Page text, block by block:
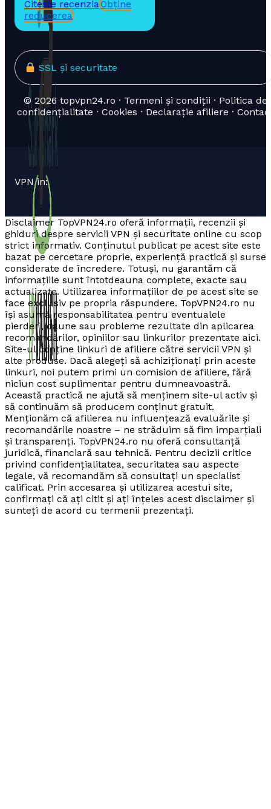
Citește recenziaObține
reducerea
SSL și securitate
© 2026 topvpn24.ro · Termeni și condiții · Politica de
confidențialitate · Cookies · Declarație afiliere ·
VPN in:
Disclaimer TopVPN24.ro oferă informații, recenzii și
ghiduri despre servicii VPN și securitate online cu scop
strict informativ. Conținutul publicat pe acest site este
bazat pe cercetare proprie, experiență practică și surse
considerate de încredere. Totuși, nu garantăm că
informațiile sunt întotdeauna complete, exacte sau
actualizate. Utilizarea informațiilor de pe acest site se
face exclusiv pe propria răspundere. TopVPN24.ro nu
își asumă responsabilitatea pentru eventualele
pierderi, daune sau probleme rezultate din aplicarea
recomandărilor, opiniilor sau linkurilor prezentate aici.
Site-ul conține linkuri de afiliere către servicii VPN și
alte produse. Dacă alegeți să achiziționați prin aceste
linkuri, noi putem primi un comision de afiliere, fără
niciun cost suplimentar pentru dumneavoastră.
Această practică ne ajută să menținem site-ul activ și
să continuăm să producem conținut gratuit.
Menționăm că afilierea nu influențează evaluările și
recomandările noastre – ne străduim să fim imparțiali
și transparenți. TopVPN24.ro nu oferă consultanță
juridică, financiară sau tehnică. Pentru decizii critice
privind confidențialitatea, securitatea sau aspecte
legale, vă recomandăm să consultați un specialist
calificat. Prin accesarea și utilizarea acestui site,
confirmați că ați citit și ați înțeles acest disclaimer și
sunteți de acord cu termenii prezentați.